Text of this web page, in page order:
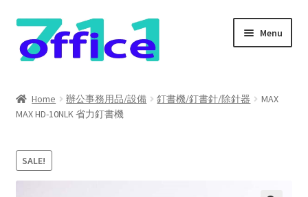
Skip
to
navigation
Skip
to
content
Menu
我的帳號
結帳
Home 辦公事務用品/設備 釘書機/釘書針/除針器
MAX
MAX HD-10NLK 省力釘書機
SALE!